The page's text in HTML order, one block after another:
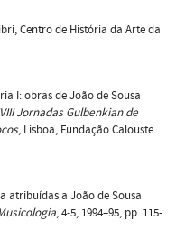
Centro de História da Arte da
I: obras de João de Sousa
Jornadas Gulbenkian de
, Lisboa, Fundação Calouste
atribuídas a João de Sousa
, 4-5, 1994–95, pp. 115-